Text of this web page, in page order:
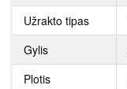
Užrakto tipas
Gylis
Plotis